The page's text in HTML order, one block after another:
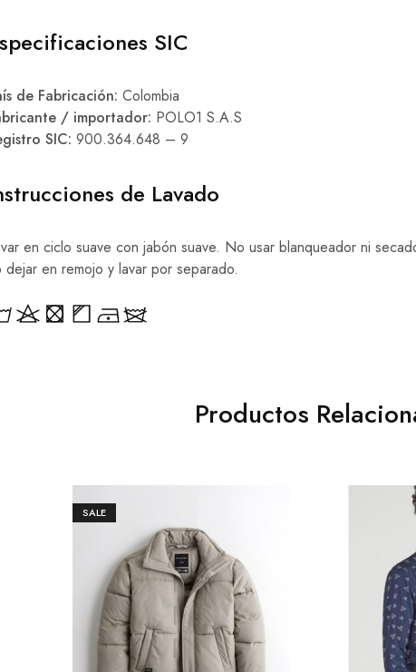
SIC
de Fabricación: Colombia
/ importador: POLO1 S.A.S
SIC: 900.364.648 – 9
de Lavado
en ciclo suave con jabón suave. No usar blanqueador ni
dejar en remojo y lavar por separado.
Productos
SALE